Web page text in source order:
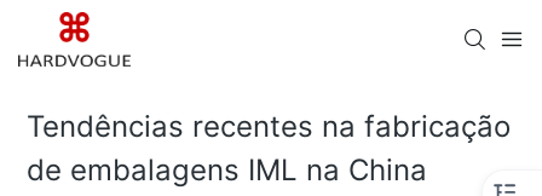
Tendências recentes na fabricação
de embalagens IML na China